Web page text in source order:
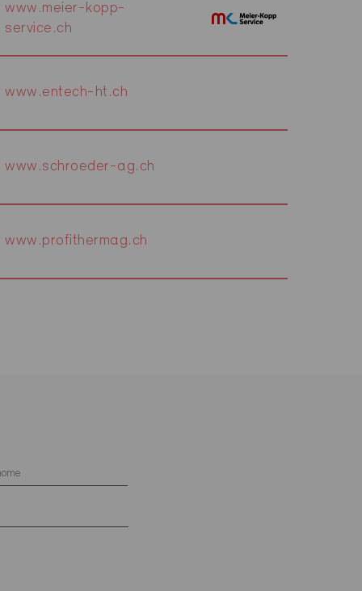
www.meier-kopp-
service.ch
www.entech-ht.ch
www.schroeder-ag.ch
www.profithermag.ch